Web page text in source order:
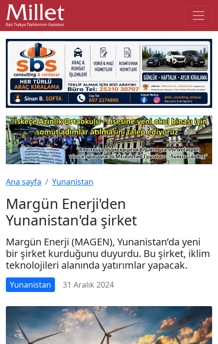
Ana sayfa Yunanistan
Margün Enerji'den
Yunanistan'da şirket
Margün Enerji (MAGEN), Yunanistan’da yeni
bir şirket kurduğunu duyurdu. Bu şirket, iklim
teknolojileri alanında yatırımlar yapacak.
Yunanistan 31 Aralık 2024